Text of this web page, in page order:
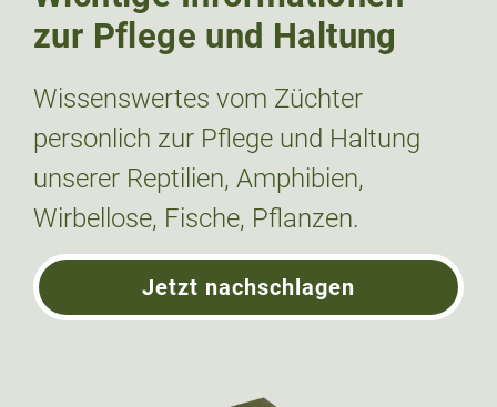
zur Pflege und Haltung
Wissenswertes vom Züchter
personlich zur Pflege und Haltung
unserer Reptilien, Amphibien,
Wirbellose, Fische, Pflanzen.
Jetzt nachschlagen